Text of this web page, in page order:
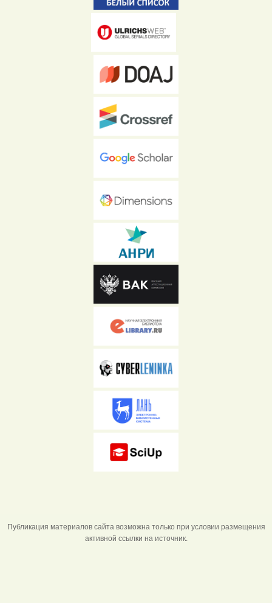
Публикация материалов сайта возможна только при условии размещения
активной ссылки на источник.